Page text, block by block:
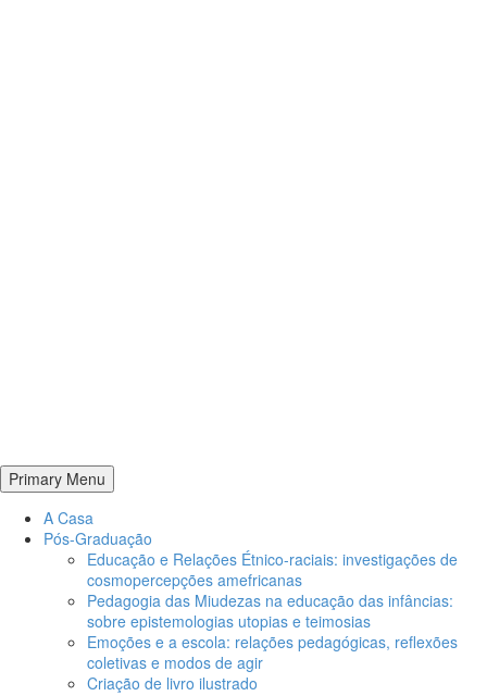
Primary Menu
A Casa
Pós-Graduação
Educação e Relações Étnico-raciais: investigações de
cosmopercepções amefricanas
Pedagogia das Miudezas na educação das infâncias:
sobre epistemologias utopias e teimosias
Emoções e a escola: relações pedagógicas, reflexões
coletivas e modos de agir
Criação de livro ilustrado